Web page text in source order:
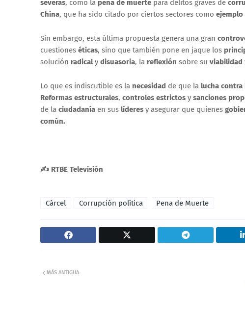
severas, como la pena de muerte para delitos graves de
China, que ha sido citado por ciertos sectores como ejemplo
Sin embargo, esta última propuesta genera una gran
cuestiones éticas, sino que también pone en jaque los
solución radical y disuasoria, la reflexión sobre su viabilidad
Lo que es indiscutible es la necesidad de que la lucha
Reformas estructurales, controles estrictos y sanciones
de la ciudadanía en sus líderes y asegurar que quienes
común.
✍ RTBE Televisión
Cárcel Corrupción política Pena de Muerte
MÁS ANTIGUA